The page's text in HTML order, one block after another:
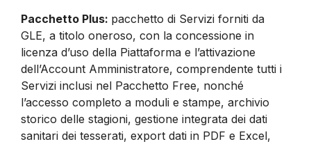
Pacchetto Plus: pacchetto di Servizi forniti da
GLE, a titolo oneroso, con la concessione in
licenza d’uso della Piattaforma e l’attivazione
dell’Account Amministratore, comprendente tutti i
Servizi inclusi nel Pacchetto Free, nonché
l’accesso completo a moduli e stampe, archivio
storico delle stagioni, gestione integrata dei dati
sanitari dei tesserati, export dati in PDF e Excel,